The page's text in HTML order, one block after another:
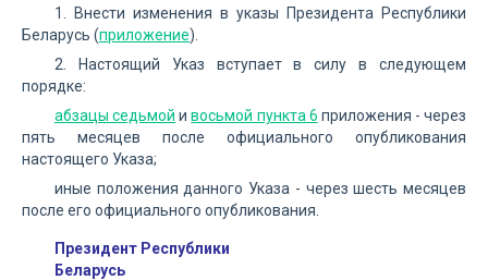
1. Внести изменения в указы Президента Республики
Беларусь (приложение).
2. Настоящий Указ вступает в силу в следующем
порядке:
абзацы седьмой ивосьмой пункта 6 приложения - через
пять месяцев после официального опубликования
настоящего Указа;
иные положения данного Указа - через шесть месяцев
после его официального опубликования.
Президент Республики
Беларусь